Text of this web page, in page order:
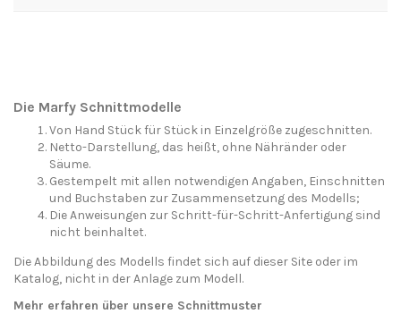
Die Marfy Schnittmodelle
Von Hand Stück für Stück in Einzelgröße zugeschnitten.
Netto-Darstellung, das heißt, ohne Nähränder oder
Säume.
Gestempelt mit allen notwendigen Angaben, Einschnitten
und Buchstaben zur Zusammensetzung des Modells;
Die Anweisungen zur Schritt-für-Schritt-Anfertigung sind
nicht beinhaltet.
Die Abbildung des Modells findet sich auf dieser Site oder im
Katalog, nicht in der Anlage zum Modell.
Mehr erfahren über unsere Schnittmuster